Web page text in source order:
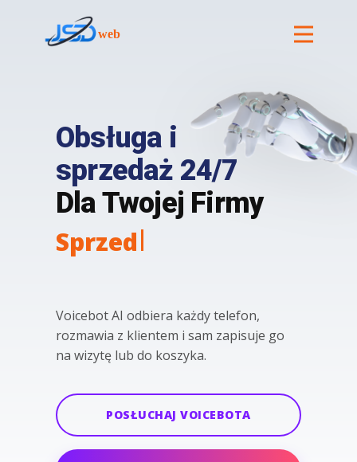
Obsługa i
sprzedaż 24/7
Dla Twojej Firmy
Sprzedaż 24/7
Voicebot AI odbiera każdy telefon,
rozmawia z klientem i sam zapisuje go
na wizytę lub do koszyka.
POSŁUCHAJ VOICEBOTA